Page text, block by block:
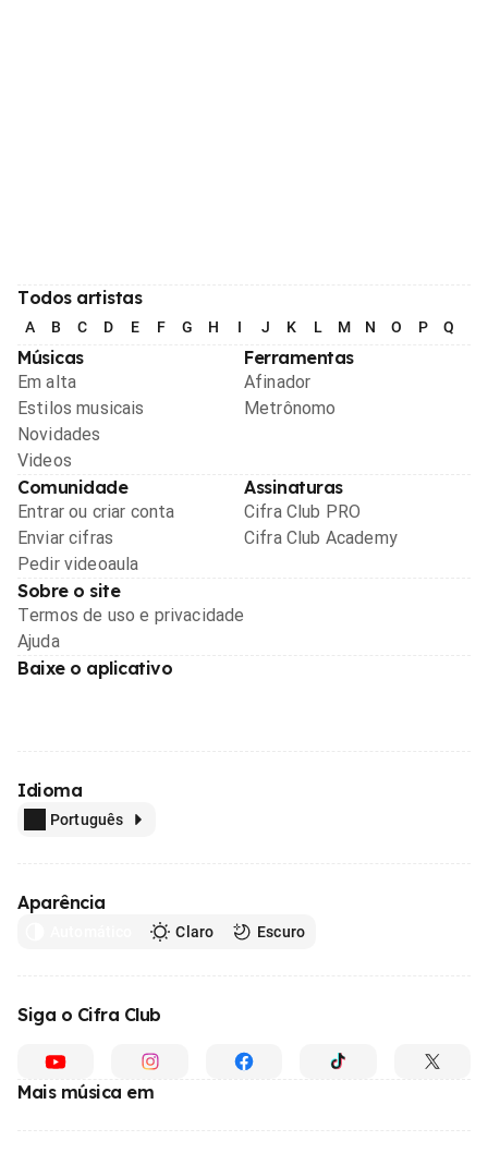
Todos artistas
A B C D E F G H I J K L M N O P Q
Músicas
Em alta
Estilos musicais
Novidades
Videos
Ferramentas
Afinador
Metrônomo
Comunidade
Entrar ou criar conta
Enviar cifras
Pedir videoaula
Assinaturas
Cifra Club PRO
Cifra Club Academy
Sobre o site
Termos de uso e privacidade
Ajuda
Baixe o aplicativo
Idioma
Português
Aparência
Claro Escuro
Siga o Cifra Club
Mais música em